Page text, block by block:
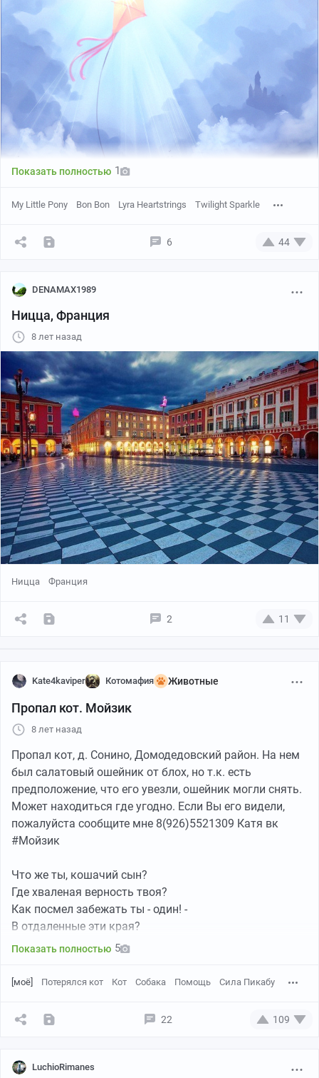
https://ramiras.deviantart.com/art/Kite-709387955
Показать полностью 1
My Little Pony Bon Bon Lyra Heartstrings Twilight Sparkle
6 44
DENAMAX1989
Ницца, Франция
8 лет назад
Ницца Франция
2 11
Kate4kaviper Котомафия Животные
Пропал кот. Мойзик
8 лет назад
Пропал кот, д. Сонино, Домодедовский район. На нем
был салатовый ошейник от блох, но т.к. есть
предположение, что его увезли, ошейник могли снять.
Может находиться где угодно. Если Вы его видели,
пожалуйста сообщите мне 8(926)5521309 Катя вк
#Мойзик
Что же ты, кошачий сын?
Где хваленая верность твоя?
Как посмел забежать ты - один! -
В отдаленные эти края?
В те края, где зови - не зови -
Никому, даже нашей любви …
Не найти и собачьим чутьем,
Показать полностью 5
[моё] Потерялся кот Кот Собака Помощь Сила Пикабу
22 109
LuchioRimanes